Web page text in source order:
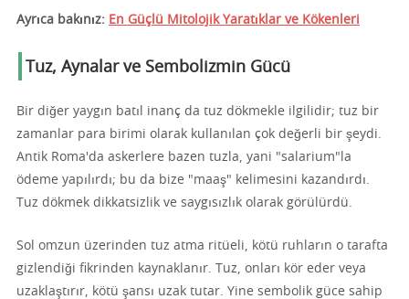
Ayrıca bakınız: En Güçlü Mitolojik Yaratıklar ve Kökenleri
Tuz, Aynalar ve Sembolizmin Gücü
Bir diğer yaygın batıl inanç da tuz dökmekle ilgilidir; tuz bir
zamanlar para birimi olarak kullanılan çok değerli bir şeydi.
Antik Roma'da askerlere bazen tuzla, yani "salarium"la
ödeme yapılırdı; bu da bize "maaş" kelimesini kazandırdı.
Tuz dökmek dikkatsizlik ve saygısızlık olarak görülürdü.
Sol omzun üzerinden tuz atma ritüeli, kötü ruhların o tarafta
gizlendiği fikrinden kaynaklanır. Tuz, onları kör eder veya
uzaklaştırır, kötü şansı uzak tutar. Yine sembolik güce sahip